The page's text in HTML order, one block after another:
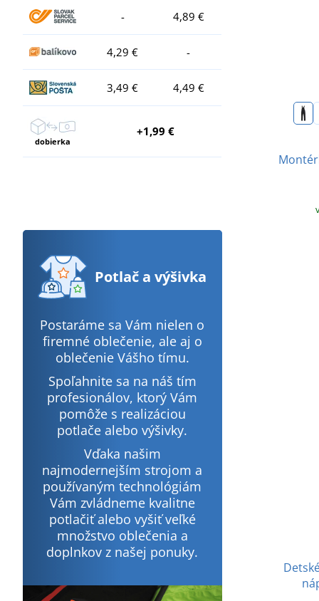
- 4,89 €
4,29 € -
3,49 € 4,49 €
dobierka
+1,99 €
Potlača výšivka
Postaráme sa Vám nielen o
firemné oblečenie, ale aj o
oblečenie Vášho tímu.
Spoľahnite sa na náš tím
profesionálov, ktorý Vám
pomôže s realizáciou
potlače alebo výšivky.
Vďaka našim
najmodernejším strojom a
používaným technológiám
Vám zvládneme kvalitne
potlačiť alebo vyšiť veľké
množstvo oblečenia a
doplnkov z našej ponuky.